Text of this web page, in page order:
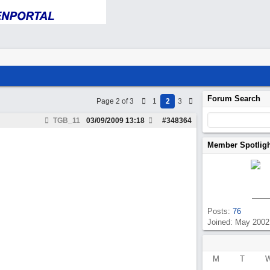
Page 2 of 3 1 2 3
TGB_11 #348364
03/09/2009 13:18
Forum Search
Member
Posts: 76
Joined: May 2002
M T